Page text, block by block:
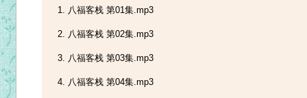
八福客栈 第01集.mp3
八福客栈 第02集.mp3
八福客栈 第03集.mp3
八福客栈 第04集.mp3